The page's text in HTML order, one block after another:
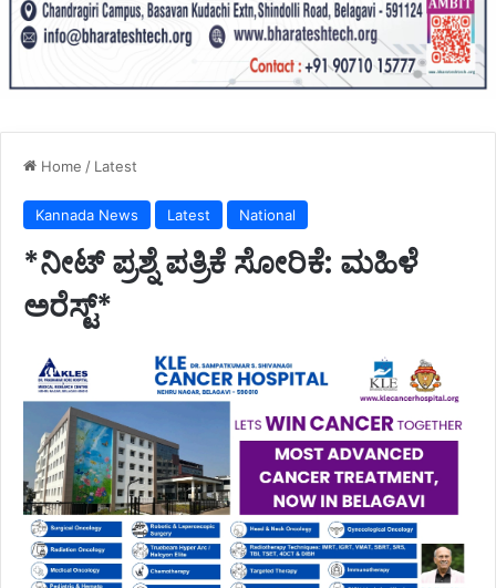
Home / Latest
Kannada News Latest National
*ನೀಟ್ ಪ್ರಶ್ನೆ ಪತ್ರಿಕೆ ಸೋರಿಕೆ: ಮಹಿಳೆ
ಅರೆಸ್ಟ್*